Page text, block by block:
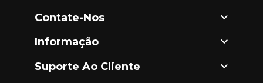
Contate-Nos 
Informação 
Suporte Ao Cliente 